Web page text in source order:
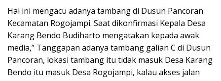
Hal ini mengacu adanya tambang di Dusun Pancoran
Kecamatan Rogojampi. Saat dikonfirmasi Kepala Desa
Karang Bendo Budiharto mengatakan kepada awak
media,” Tanggapan adanya tambang galian C di Dusun
Pancoran, lokasi tambang itu tidak masuk Desa Karang
Bendo itu masuk Desa Rogojampi, kalau akses jalan